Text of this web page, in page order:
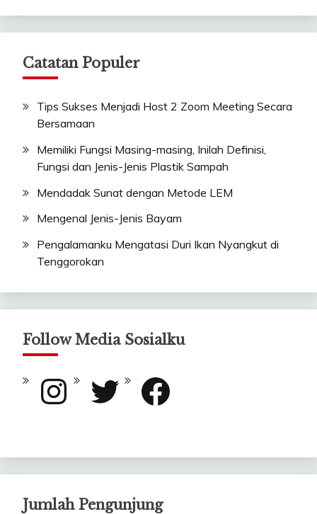
Catatan Populer
Tips Sukses Menjadi Host 2 Zoom Meeting Secara
Bersamaan
Memiliki Fungsi Masing-masing, Inilah Definisi,
Fungsi dan Jenis-Jenis Plastik Sampah
Mendadak Sunat dengan Metode LEM
Mengenal Jenis-Jenis Bayam
Pengalamanku Mengatasi Duri Ikan Nyangkut di
Tenggorokan
Follow Media Sosialku
Instagram Twitter Facebook
Jumlah Pengunjung